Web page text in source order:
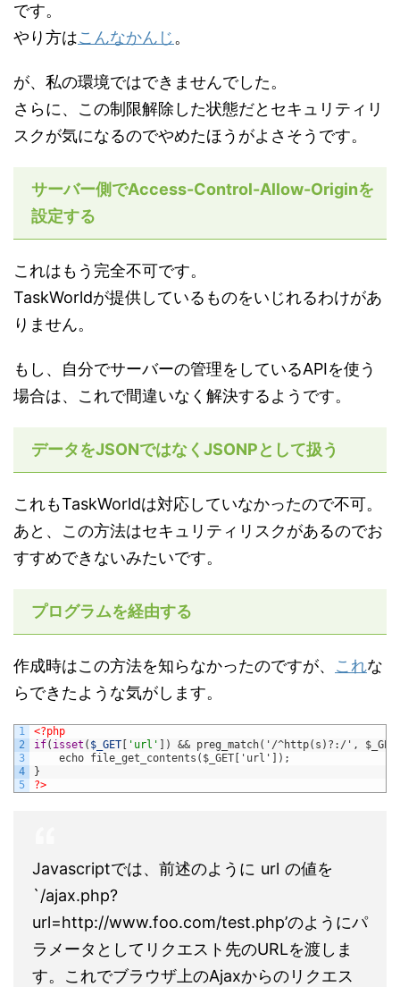
です。
やり方はこんなかんじ。
が、私の環境ではできませんでした。
さらに、この制限解除した状態だとセキュリティリ
スクが気になるのでやめたほうがよさそうです。
サーバー側でAccess-Control-Allow-Originを
設定する
これはもう完全不可です。
TaskWorldが提供しているものをいじれるわけがあ
りません。
もし、自分でサーバーの管理をしているAPIを使う
場合は、これで間違いなく解決するようです。
データをJSONではなくJSONPとして扱う
これもTaskWorldは対応していなかったので不可。
あと、この方法はセキュリティリスクがあるのでお
すすめできないみたいです。
プログラムを経由する
作成時はこの方法を知らなかったのですが、 これな
らできたような気がします。
1
2
3
4
5
<?php
if( isset ( $_GET 'url' )
&& preg_match('/^http(s)?:/',
echo file_get_contents($_GET['url']);
}
?>
Javascriptでは、前述のように url の値を
`/ajax.php?
url=http://www.foo.com/test.php’のようにパ
ラメータとしてリクエスト先のURLを渡しま
す。これでブラウザ上のAjaxからのリクエス